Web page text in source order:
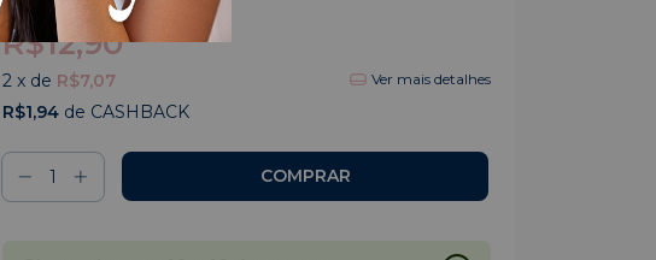
R$12,90
R$18,80
2 x de R$7,07 Ver mais detalhes
R$1,94 de CASHBACK